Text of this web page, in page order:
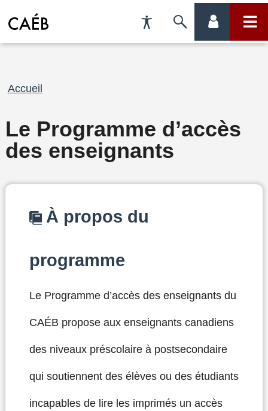
Préférences
d'accessibilité
Fil
Accueil
Le Programme d’accès
des enseignants
À propos du
programme
Le Programme d’accès des enseignants du
CAÉB propose aux enseignants canadiens
des niveaux préscolaire à postsecondaire
qui soutiennent des élèves ou des étudiants
incapables de lire les imprimés un accès